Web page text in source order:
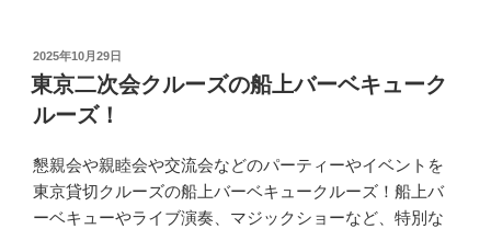
投
稿
日:
2025年10月29日
東京二次会クルーズの船上バーベキューク
ルーズ！
懇親会や親睦会や交流会などのパーティーやイベントを
東京貸切クルーズの船上バーベキュークルーズ！船上バ
ーベキューやライブ演奏、マジックショーなど、特別な